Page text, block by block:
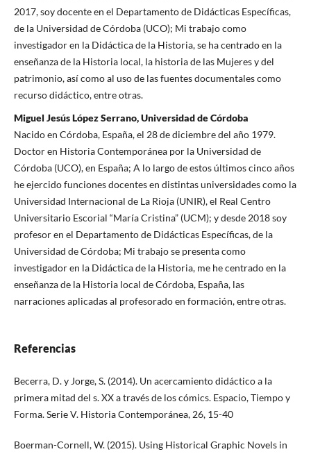
2017, soy docente en el Departamento de Didácticas Específicas,
de la Universidad de Córdoba (UCO); Mi trabajo como
investigador en la Didáctica de la Historia, se ha centrado en la
enseñanza de la Historia local, la historia de las Mujeres y del
patrimonio, así como al uso de las fuentes documentales como
recurso didáctico, entre otras.
Miguel Jesús López Serrano, Universidad de Córdoba
Nacido en Córdoba, España, el 28 de diciembre del año 1979.
Doctor en Historia Contemporánea por la Universidad de
Córdoba (UCO), en España; A lo largo de estos últimos cinco años
he ejercido funciones docentes en distintas universidades como la
Universidad Internacional de La Rioja (UNIR), el Real Centro
Universitario Escorial “María Cristina” (UCM); y desde 2018 soy
profesor en el Departamento de Didácticas Específicas, de la
Universidad de Córdoba; Mi trabajo se presenta como
investigador en la Didáctica de la Historia, me he centrado en la
enseñanza de la Historia local de Córdoba, España, las
narraciones aplicadas al profesorado en formación, entre otras.
Referencias
Becerra, D. y Jorge, S. (2014). Un acercamiento didáctico a la
primera mitad del s. XX a través de los cómics. Espacio, Tiempo y
Forma. Serie V. Historia Contemporánea, 26, 15-40
Boerman-Cornell, W. (2015). Using Historical Graphic Novels in